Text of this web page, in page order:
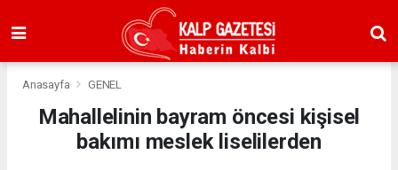
Anasayfa GENEL
Mahallelinin bayram öncesi kişisel
bakımı meslek liselilerden